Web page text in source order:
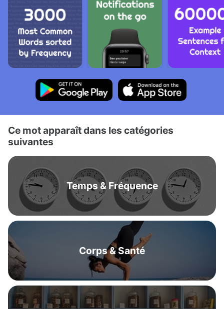
Ce mot apparaît dans les catégories
suivantes
Temps & Fréquence
Corps & Santé